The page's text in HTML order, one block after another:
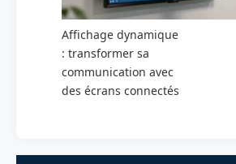
Affichage dynamique
: transformer sa
communication avec
des écrans connectés